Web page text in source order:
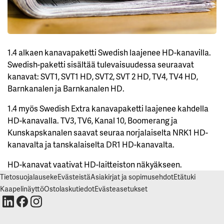
I
E
L
L
Ä
I
K
K
I
H
V
Ä
K
S
Y
K
A
K
K
I
V
Ä
S
1.4 alkaen kanavapaketti Swedish laajenee HD-kanavilla.
Swedish-paketti sisältää tulevaisuudessa seuraavat
kanavat: SVT1, SVT1 HD, SVT2, SVT 2 HD, TV4, TV4 HD,
Barnkanalen ja Barnkanalen HD.
1.4 myös Swedish Extra kanavapaketti laajenee kahdella
HD-kanavalla. TV3, TV6, Kanal 10, Boomerang ja
Kunskapskanalen saavat seuraa norjalaiselta NRK1 HD-
kanavalta ja tanskalaiselta DR1 HD-kanavalta.
HD-kanavat vaativat HD-laitteiston näkyäkseen.
TietosuojalausekeEvästeistäAsiakirjat ja sopimusehdotEtätuki
KaapelinäyttöOstolaskutiedotEvästeasetukset